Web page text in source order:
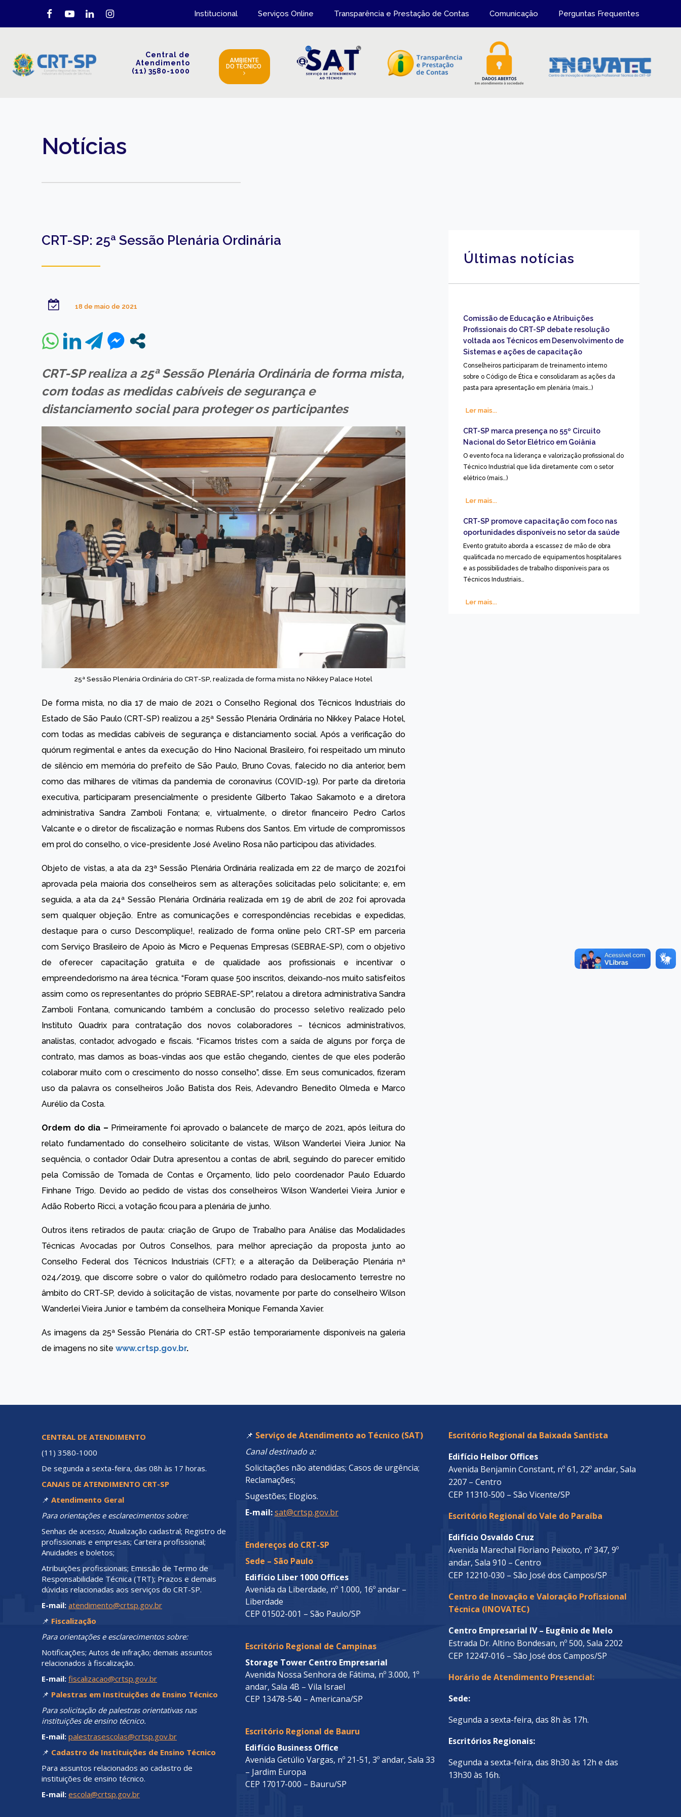
Institucional Serviços Online Transparência e Prestação de Contas Comunicação Perguntas Frequentes
Central de
Atendimento
(11) 3580-1000
AMBIENTE
DO TÉCNICO
Notícias
CRT-SP: 25ª Sessão Plenária Ordinária
18 de maio de 2021
CRT-SP realiza a 25ª Sessão Plenária Ordinária de forma mista,
com todas as medidas cabíveis de segurança e
distanciamento social para proteger os participantes
25ª Sessão Plenária Ordinária do CRT-SP, realizada de forma mistano Nikkey Palace Hotel
De forma mista, no dia 17 de maio de 2021 o Conselho Regional dos Técnicos Industriais do
Estado de São Paulo (CRT-SP) realizou a 25ª Sessão Plenária Ordinária no Nikkey Palace Hotel,
com todas as medidas cabíveis de segurança e distanciamento social. Após a verificação do
quórum regimental e antes da execução do Hino Nacional Brasileiro, foi respeitado um minuto
de silêncio em memória do prefeito de São Paulo, Bruno Covas, falecido no dia anterior, bem
como das milhares de vítimas da pandemia de coronavírus (COVID-19). Por parte da diretoria
executiva, participaram presencialmente o presidente Gilberto Takao Sakamoto e a diretora
administrativa Sandra Zamboli Fontana; e, virtualmente, o diretor financeiro Pedro Carlos
Valcante e o diretor de fiscalização e normas Rubens dos Santos. Em virtude de compromissos
em prol do conselho, o vice-presidente José Avelino Rosa não participou das atividades.
Objeto de vistas, a ata da 23ª Sessão Plenária Ordinária realizada em 22 de março de 2021foi
aprovada pela maioria dos conselheiros sem as alterações solicitadas pelo solicitante; e, em
seguida, a ata da 24ª Sessão Plenária Ordinária realizada em 19 de abril de 202 foi aprovada
sem qualquer objeção. Entre as comunicações e correspondências recebidas e expedidas,
destaque para o curso Descomplique!, realizado de forma online pelo CRT-SP em parceria
com Serviço Brasileiro de Apoio às Micro e Pequenas Empresas (SEBRAE-SP), com o objetivo
de oferecer capacitação gratuita e de qualidade aos profissionais e incentivar o
empreendedorismo na área técnica. “Foram quase 500 inscritos, deixando-nos muito satisfeitos
assim como os representantes do próprio SEBRAE-SP”, relatou a diretora administrativa Sandra
Zamboli Fontana, comunicando também a conclusão do processo seletivo realizado pelo
Instituto Quadrix para contratação dos novos colaboradores – técnicos administrativos,
analistas, contador, advogado e fiscais. “Ficamos tristes com a saída de alguns por força de
contrato, mas damos as boas-vindas aos que estão chegando, cientes de que eles poderão
colaborar muito com o crescimento do nosso conselho”, disse. Em seus comunicados, fizeram
uso da palavra os conselheiros João Batista dos Reis, Adevandro Benedito Olmeda e Marco
Aurélio da Costa.
Ordem do dia – Primeiramente foi aprovado o balancete de março de 2021, após leitura do
relato fundamentado do conselheiro solicitante de vistas, Wilson Wanderlei Vieira Junior. Na
sequência, o contador Odair Dutra apresentou a contas de abril, seguindo do parecer emitido
pela Comissão de Tomada de Contas e Orçamento, lido pelo coordenador Paulo Eduardo
Finhane Trigo. Devido ao pedido de vistas dos conselheiros Wilson Wanderlei Vieira Junior e
Adão Roberto Ricci, a votação ficou para a plenária de junho.
Outros itens retirados de pauta: criação de Grupo de Trabalho para Análise das Modalidades
Técnicas Avocadas por Outros Conselhos, para melhor apreciação da proposta junto ao
Conselho Federal dos Técnicos Industriais (CFT); e a alteração da Deliberação Plenária nª
024/2019, que discorre sobre o valor do quilômetro rodado para deslocamento terrestre no
âmbito do CRT-SP, devido à solicitação de vistas, novamente por parte do conselheiro Wilson
Wanderlei Vieira Junior e também da conselheira Monique Fernanda Xavier.
As imagens da 25ª Sessão Plenária do CRT-SP estão temporariamente disponíveis na galeria
de imagens no site www.crtsp.gov.br.
Últimas notícias
Comissão de Educação e Atribuições
Profissionais do CRT-SP debate resolução
voltada aos Técnicos em Desenvolvimento de
Sistemas e ações de capacitação
Conselheiros participaram de treinamento interno
sobre o Código de Ética e consolidaram as ações da
pasta para apresentação em plenária (mais…)
Ler mais...
CRT-SP marca presença no 55º Circuito
Nacional do Setor Elétrico em Goiânia
O evento foca na liderança e valorização profissional do
Técnico Industrial que lida diretamente com o setor
elétrico (mais…)
Ler mais...
CRT-SP promove capacitação com foco nas
oportunidades disponíveis no setor da saúde
Evento gratuito aborda a escassez de mão de obra
qualificada no mercado de equipamentos hospitalares
e as possibilidades de trabalho disponíveis para os
Técnicos Industriais…
Ler mais...
CENTRAL DE ATENDIMENTO
(11) 3580-1000
De segunda a sexta-feira, das 08h às 17 horas.
CANAIS DE ATENDIMENTO CRT-SP
📌 Atendimento Geral
Para orientações e esclarecimentos sobre:
Senhas de acesso; Atualização cadastral; Registro de
profissionais e empresas; Carteira profissional;
Anuidades e boletos;
Atribuições profissionais; Emissão de Termo de
Responsabilidade Técnica (TRT); Prazos e demais
dúvidas relacionadas aos serviços do CRT-SP.
E-mail: atendimento@crtsp.gov.br
📌 Fiscalização
Para orientações e esclarecimentos sobre:
Notificações; Autos de infração; demais assuntos
relacionados à fiscalização.
E-mail: fiscalizacao@crtsp.gov.br
📌 Palestras em Instituições de Ensino Técnico
Para solicitação de palestras orientativas nas
instituições de ensino técnico.
E-mail: palestrasescolas@crtsp.gov.br
📌 Cadastro de Instituições de Ensino Técnico
Para assuntos relacionados ao cadastro de
instituições de ensino técnico.
E-mail: escola@crtsp.gov.br
📌 Serviço de Atendimento ao Técnico (SAT)
Canal destinado a:
Solicitações não atendidas; Casos de urgência;
Reclamações;
Sugestões; Elogios.
E-mail:sat@crtsp.gov.br
Endereços do CRT-SP
Sede – São Paulo
Edifício Liber 1000 Offices
Avenida da Liberdade, nº 1.000, 16º andar –
Liberdade
CEP 01502-001 – São Paulo/SP
Escritório Regional de Campinas
Storage Tower Centro Empresarial
Avenida Nossa Senhora de Fátima, nº 3.000, 1º
andar, Sala 4B – Vila Israel
CEP 13478-540 – Americana/SP
Escritório Regional de Bauru
Edifício Business Office
Avenida Getúlio Vargas, nº 21-51, 3º andar, Sala 33
– Jardim Europa
CEP 17017-000 – Bauru/SP
Escritório Regional da Baixada Santista
Edifício Helbor Offices
Avenida Benjamin Constant, nº 61, 22º andar, Sala
2207 – Centro
CEP 11310-500 – São Vicente/SP
Escritório Regional do Vale do Paraíba
Edifício Osvaldo Cruz
Avenida Marechal Floriano Peixoto, nº 347, 9º
andar, Sala 910 – Centro
CEP 12210-030 – São José dos Campos/SP
Centro de Inovação e Valoração Profissional
Técnica (INOVATEC)
Centro Empresarial IV – Eugênio de Melo
Estrada Dr. Altino Bondesan, nº 500, Sala 2202
CEP 12247-016 – São José dos Campos/SP
Horário de Atendimento Presencial:
Sede:
Segunda a sexta-feira, das 8h às 17h.
Escritórios Regionais:
Segunda a sexta-feira, das 8h30 às 12h e das
13h30 às 16h.